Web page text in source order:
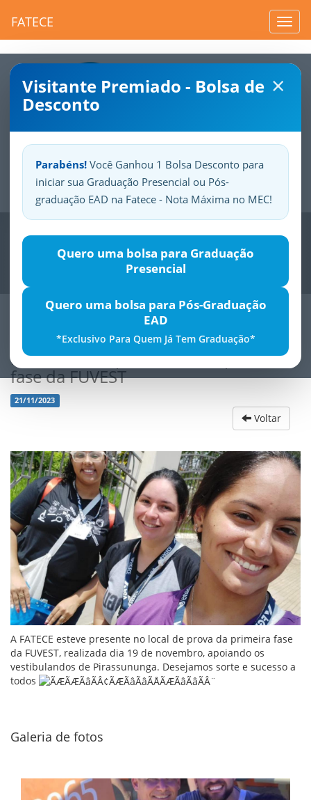
FATECE
×
Visitante Premiado - Bolsa de
Desconto
Parabéns! Você Ganhou 1 Bolsa Desconto para
iniciar sua Graduação Presencial ou Pós-
graduação EAD na Fatece - Nota Máxima no MEC!
Quero uma bolsa para Graduação
Presencial
Quero uma bolsa para Pós-Graduação
EAD
*Exclusivo Para Quem Já Tem Graduação*
SuaFatece.Seuorgulho.
Previous
Fatece marca presenÃ§a na primeira
fase da FUVEST
21/11/2023
Voltar
A FATECE esteve presente no local de prova da primeira fase
da FUVEST, realizada dia 19 de novembro, apoiando os
vestibulandos de Pirassununga. Desejamos sorte e sucesso a
todos
Galeria de fotos